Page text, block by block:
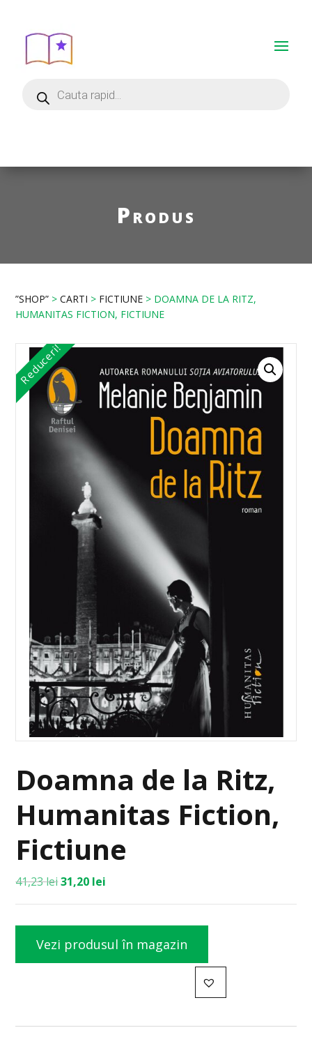
Produs
”SHOP” >CARTI > FICTIUNE > DOAMNA DE LA RITZ,
HUMANITAS FICTION, FICTIUNE
Reduceri!
Doamna de la Ritz,
Humanitas Fiction,
Fictiune
41,23lei31,20 lei
Vezi produsul în magazin